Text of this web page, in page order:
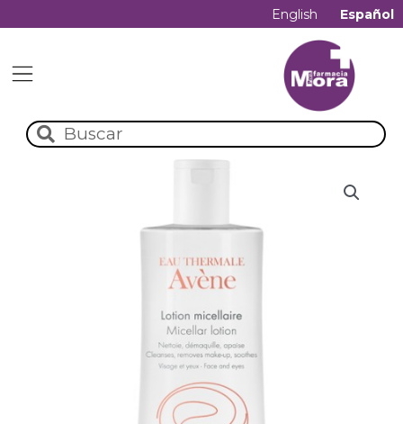
English Español